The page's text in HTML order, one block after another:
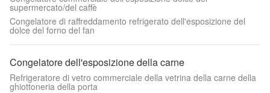
supermercato/del caffè
Congelatore di raffreddamento refrigerato dell'esposizione del
dolce del forno del fan
Congelatore dell'esposizione della carne
Refrigeratore di vetro commerciale della vetrina della carne della
ghiottoneria della porta